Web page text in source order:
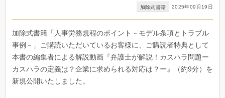
加除式書籍 2025年09月19日
加除式書籍「人事労務規程のポイント－モデル条項とトラブル
事例－」ご購読いただいているお客様に、ご購読者特典として
本書の編集者による解説動画『弁護士が解説！カスハラ問題ー
カスハラの定義は？企業に求められる対応は？ー』（約9分）を
新規公開いたしました。